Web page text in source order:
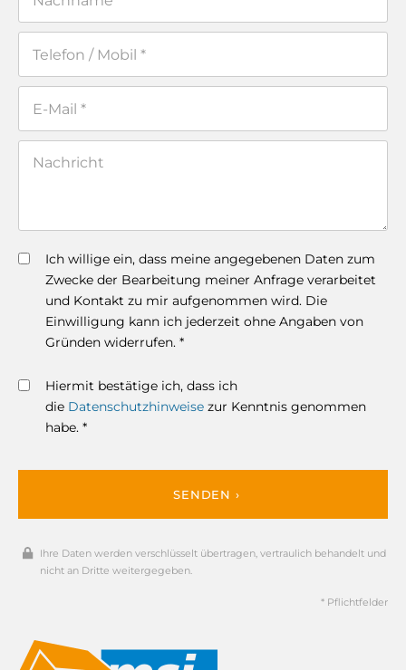
Ich willige ein, dass meine angegebenen Daten zum
Zwecke der Bearbeitung meiner Anfrage verarbeitet
und Kontakt zu mir aufgenommen wird. Die
Einwilligung kann ich jederzeit ohne Angaben von
Gründen widerrufen. *
Hiermit bestätige ich, dass ich
die Datenschutzhinweise zur Kenntnis genommen
habe. *
SENDEN ›
Ihre Daten werden verschlüsselt übertragen, vertraulich behandelt und
nicht an Dritte weitergegeben.
* Pflichtfelder